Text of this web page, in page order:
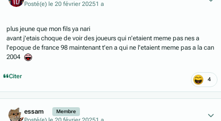
Posté(e) le 20 février 20251 a
plus jeune que mon fils ya nari
avant j'etais choque de voir des joueurs qui n'etaient meme pas nes a
l'epoque de france 98 maintenant t'en a qui ne l'etaient meme pas a la can
2004
Citer 4
essam Membre